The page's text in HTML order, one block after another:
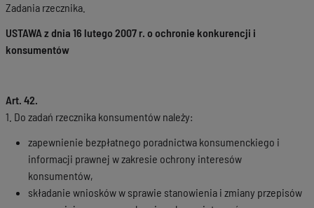
Zadania rzecznika.
USTAWA z dnia 16 lutego 2007 r. o ochronie konkurencji i
konsumentów
Art. 42.
1. Do zadań rzecznika konsumentów należy:
zapewnienie bezpłatnego poradnictwa konsumenckiego i
informacji prawnej w zakresie ochrony interesów
konsumentów,
składanie wniosków w sprawie stanowienia i zmiany przepisów